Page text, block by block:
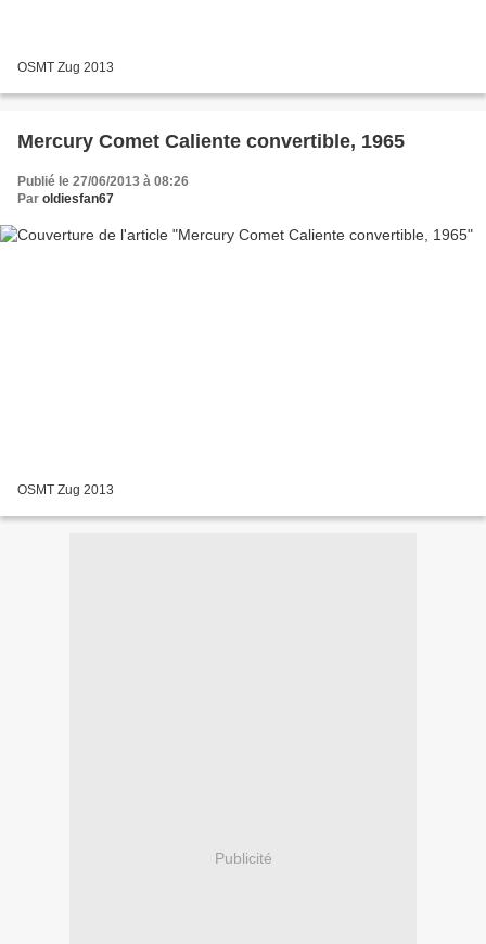
OSMT Zug 2013
Mercury Comet Caliente convertible, 1965
Publié le 27/06/2013 à 08:26
Par oldiesfan67
OSMT Zug 2013
Publicité